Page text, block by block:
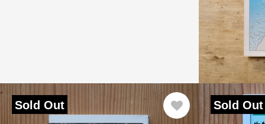
Sold Out Sold Out